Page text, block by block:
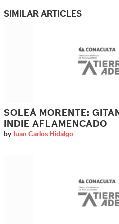
SIMILAR ARTICLES
SOLEÁ MORENTE:
INDIE AFLAMENCADO
by Juan Carlos Hidalgo